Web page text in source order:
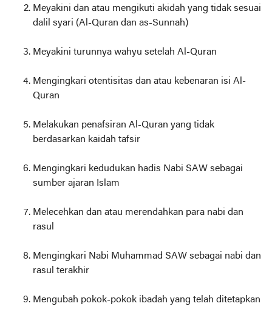
Meyakini dan atau mengikuti akidah yang tidak sesuai
dalil syari (Al-Quran dan as-Sunnah)
Meyakini turunnya wahyu setelah Al-Quran
Mengingkari otentisitas dan atau kebenaran isi Al-
Quran
Melakukan penafsiran Al-Quran yang tidak
berdasarkan kaidah tafsir
Mengingkari kedudukan hadis Nabi SAW sebagai
sumber ajaran Islam
Melecehkan dan atau merendahkan para nabi dan
rasul
Mengingkari Nabi Muhammad SAW sebagai nabi dan
rasul terakhir
Mengubah pokok-pokok ibadah yang telah ditetapkan